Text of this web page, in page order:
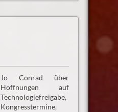
Jo Conrad über
Hoffnungen auf
Technologiefreigabe,
Kongresstermine,